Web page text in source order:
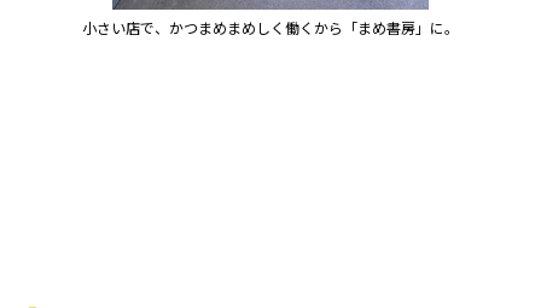
小さい店で、かつまめまめしく働くから「まめ書房」に。